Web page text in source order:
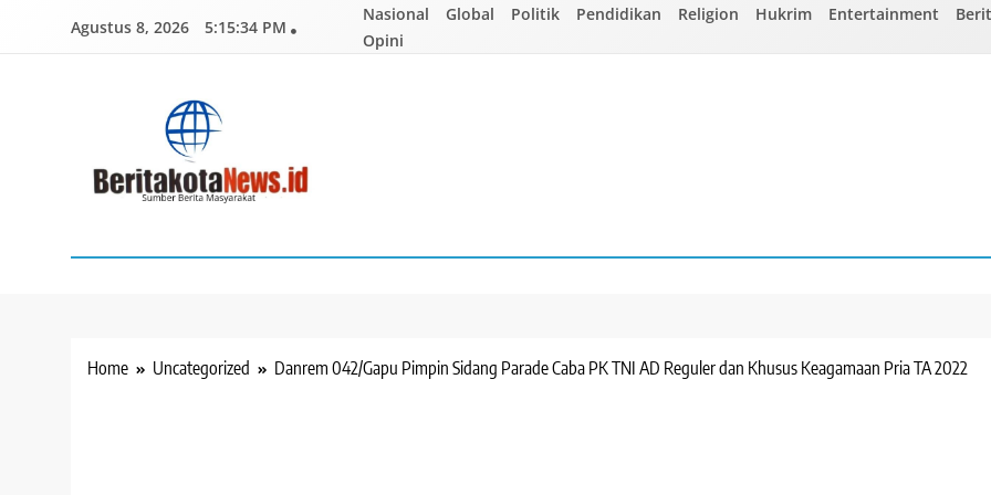
Agustus 8, 2026 5:15:35 PM
Nasional Global Politik Pendidikan Religion Hukrim Entertainment
Opini
Home Uncategorized Danrem 042/Gapu Pimpin Sidang Parade Caba PK TNI AD Reguler dan Khusus Keagamaan Pria TA 2022